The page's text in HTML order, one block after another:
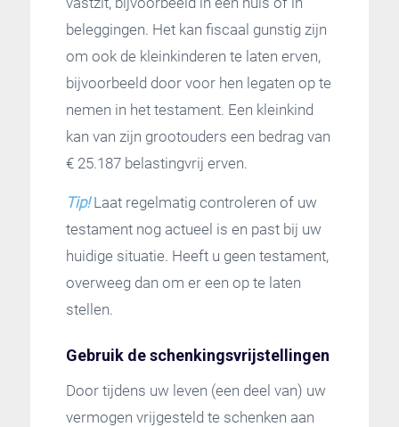
beleggingen. Het kan fiscaal gunstig zijn
om ook de kleinkinderen te laten erven,
bijvoorbeeld door voor hen legaten op te
nemen in het testament. Een kleinkind
kan van zijn grootouders een bedrag van
€ 25.187 belastingvrij erven.
Tip!Laat regelmatig controleren of uw
testament nog actueel is en past bij uw
huidige situatie. Heeft u geen testament,
overweeg dan om er een op te laten
stellen.
Gebruik de schenkingsvrijstellingen
Door tijdens uw leven (een deel van) uw
vermogen vrijgesteld te schenken aan